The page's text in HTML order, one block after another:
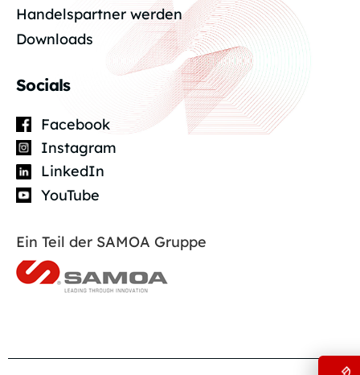
Handelspartner werden
Downloads
Socials
Facebook
Instagram
LinkedIn
YouTube
Ein Teil der SAMOA Gruppe